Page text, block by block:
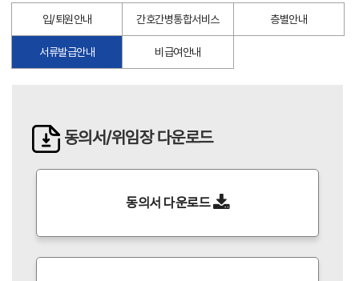
입/퇴원안내 간호간병통합서비스 층별안내
서류발급안내 비급여안내
동의서/위임장다운로드
동의서 다운로드